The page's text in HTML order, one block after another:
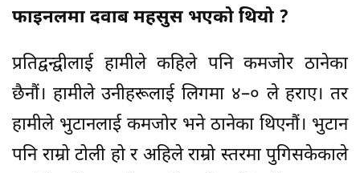
फाइनलमा दवाब महसुस भएको थियो ?
प्रतिद्वन्द्वीलाई हामीले कहिले पनि कमजोर ठानेका
छैनौं। हामीले उनीहरूलाई लिगमा ४–० ले हराए। तर
हामीले भुटानलाई कमजोर भने ठानेका थिएनौं। भुटान
पनि राम्रो टोली हो र अहिले राम्रो स्तरमा पुगिसकेकाले